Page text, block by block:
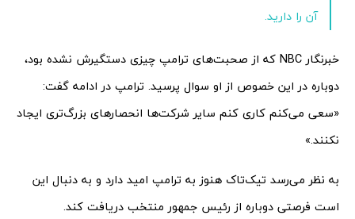
آن را دارید.
خبرنگار NBC که از صحبت‌های ترامپ چیزی دستگیرش نشده بود،
دوباره در این خصوص از او سوال پرسید. ترامپ در ادامه گفت:
«سعی می‌کنم کاری کنم سایر شرکت‌ها انحصارهای بزرگ‌تری ایجاد
نکنند.»
به نظر می‌رسد تیک‌تاک هنوز به ترامپ امید دارد و به دنبال این
است فرصتی دوباره از رئیس جمهور منتخب دریافت کند.